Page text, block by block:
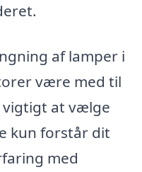
af lamper i
være med til
vigtigt at vælge
kun forstår dit
med